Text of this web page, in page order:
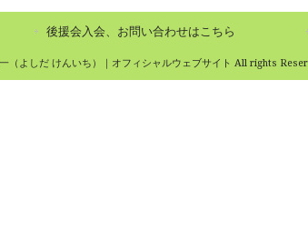
後援会入会、お問い合わせはこちら
（よしだ けんいち）｜オフィシャルウェブサイト All rights